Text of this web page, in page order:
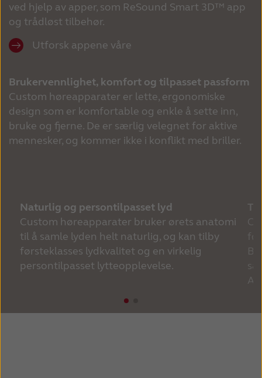
ved hjelp av apper, som ReSound Smart 3D™ app
og trådløst tilbehør.
Utforsk appene våre
Brukervennlighet, komfort og tilpasset passform
Custom høreapparater er lette, ergonomiske
design som er komfortable og enkle å sette inn,
bruke og fjerne. De er særlig velegnet for aktive
mennesker, og kommer ikke i konflikt med briller.
Naturlig og persontilpasset lyd
Custom høreapparater bruker ørets anatomi
til å samle lyden helt naturlig, og kan tilby
førsteklasses lydkvalitet og en virkelig
persontilpasset lytteopplevelse.